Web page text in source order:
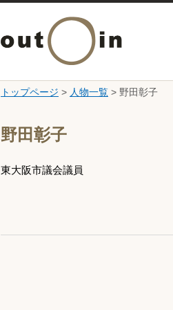
トップページ > 人物一覧 > 野田彰子
野田彰子
東大阪市議会議員